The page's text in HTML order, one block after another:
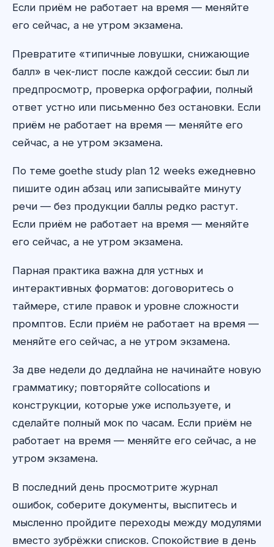
Если приём не работает на время — меняйте
его сейчас, а не утром экзамена.
Превратите «типичные ловушки, снижающие
балл» в чек-лист после каждой сессии: был ли
предпросмотр, проверка орфографии, полный
ответ устно или письменно без остановки. Если
приём не работает на время — меняйте его
сейчас, а не утром экзамена.
По теме goethe study plan 12 weeks ежедневно
пишите один абзац или записывайте минуту
речи — без продукции баллы редко растут.
Если приём не работает на время — меняйте
его сейчас, а не утром экзамена.
Парная практика важна для устных и
интерактивных форматов: договоритесь о
таймере, стиле правок и уровне сложности
промптов. Если приём не работает на время —
меняйте его сейчас, а не утром экзамена.
За две недели до дедлайна не начинайте новую
грамматику; повторяйте collocations и
конструкции, которые уже используете, и
сделайте полный мок по часам. Если приём не
работает на время — меняйте его сейчас, а не
утром экзамена.
В последний день просмотрите журнал
ошибок, соберите документы, выспитесь и
мысленно пройдите переходы между модулями
вместо зубрёжки списков. Спокойствие в день